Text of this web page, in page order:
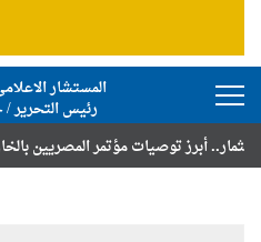
المستشار
رئيس التحرير
توصيات مؤتمر المصريين بالخارج